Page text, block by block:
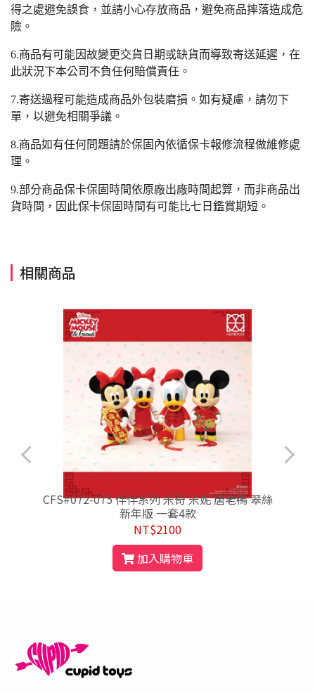
得之處避免誤食，並請小心存放商品，避免商品摔落造成危
險。
6.商品有可能因故變更交貨日期或缺貨而導致寄送延遲，在
此狀況下本公司不負任何賠償責任。
7.寄送過程可能造成商品外包裝磨損。如有疑慮，請勿下
單，以避免相關爭議。
8.商品如有任何問題請於保固內依循保卡報修流程做維修處
理。
9.部分商品保卡保固時間依原廠出廠時間起算，而非商品出
貨時間，因此保卡保固時間有可能比七日鑑賞期短。
相關商品
CFS#072-075 伴伴系列 米奇 米妮 唐老鴨 翠絲
新年版 一套4款
NT$2100
加入購物車